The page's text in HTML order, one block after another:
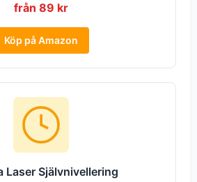
från 89 kr
Köp på Amazon
Laser Självnivellering